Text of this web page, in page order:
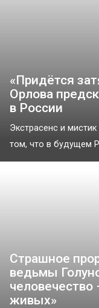
«Придётся
Орлова
в России
Экстрасенс и
том, что в будущем
Страшное
ведьмы
человечество
живых»